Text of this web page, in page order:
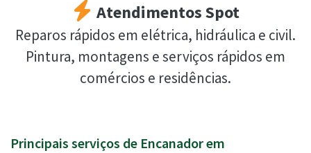
Atendimentos Spot
Reparos rápidos em elétrica, hidráulica e civil.
Pintura, montagens e serviços rápidos em
comércios e residências.
Principais serviços de Encanador em